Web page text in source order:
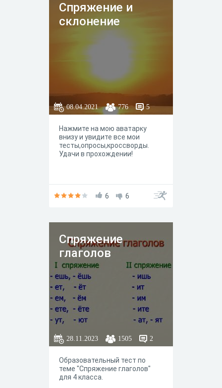
правописание окончаний
глаголов-исключений.
Спряжение и
склонение
08.04.2021 776 5
Нажмите на мою аватарку
внизу и увидите все мои
тесты,опросы,кроссворды.
Удачи в прохождении!
6 6
Спряжение
глаголов
28.11.2023 1505 2
Образовательный тест по
теме "Спряжение глаголов"
для 4 класса.